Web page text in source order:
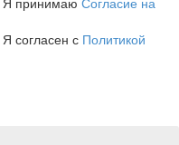
Я согласен с Политикой